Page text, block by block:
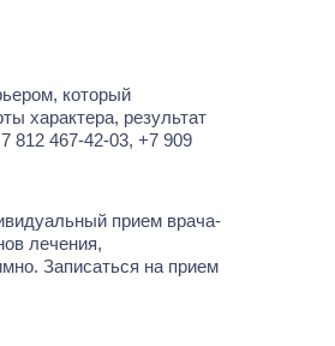
который
характера, результат
812 467-42-03, +7 909
прием врача-
лечения,
Записаться на прием